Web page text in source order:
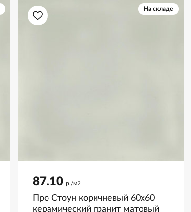
На складе
87.10 р./м2
Про Стоун коричневый 60x60
керамический гранит матовый